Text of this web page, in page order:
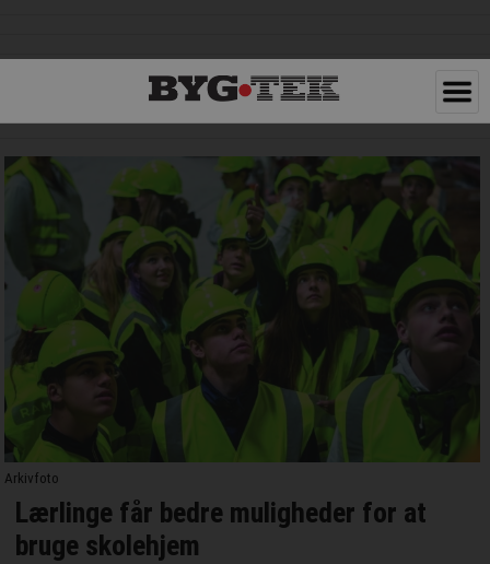
Arkivfoto
Lærlinge får bedre muligheder for at
bruge skolehjem